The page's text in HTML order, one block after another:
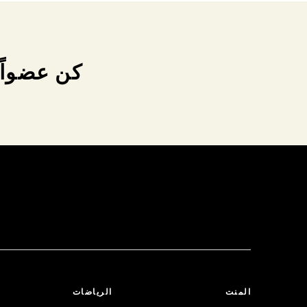
كن عضواً
المنت الرياضات